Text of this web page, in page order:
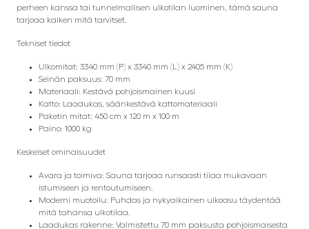
perheen kanssa tai tunnelmallisen ulkotilan luominen, tämä sauna
tarjoaa kaiken mitä tarvitset.
Tekniset tiedot
Ulkomitat: 3340 mm (P) x 3340 mm (L) x 2405 mm (K)
Seinän paksuus: 70 mm
Materiaali: Kestävä pohjoismainen kuusi
Katto: Laadukas, säänkestävä kattomateriaali
Paketin mitat: 450 cm x 120 m x 100 m
Paino: 1000 kg
Keskeiset ominaisuudet
Avara ja toimiva: Sauna tarjoaa runsaasti tilaa mukavaan
istumiseen ja rentoutumiseen.
Moderni muotoilu: Puhdas ja nykyaikainen ulkoasu täydentää
mitä tahansa ulkotilaa.
Laadukas rakenne: Valmistettu 70 mm paksusta pohjoismaisesta